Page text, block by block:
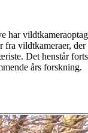
har
vildtkameraer,
Det henstår
års forskning.